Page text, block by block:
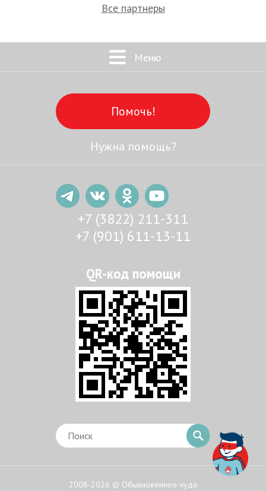
Все партнеры
Меню
Помочь!
Нужна помощь?
+7 (3822) 211-311
+7 (901) 611-13-11
2008-2026 © Обыкновенное чудо